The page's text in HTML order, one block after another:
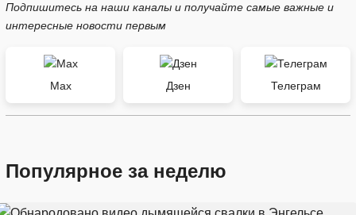
Подпишитесь на наши каналы и получайте самые важные и
интересные новости первым
Max Дзен Телеграм
Популярное за неделю